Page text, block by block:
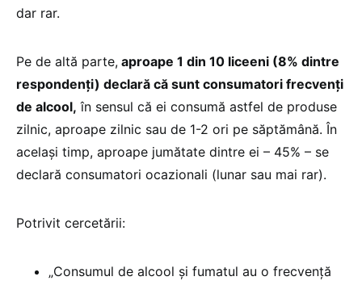
dar rar.
Pe de altă parte, aproape 1 din 10 liceeni (8% dintre
respondenți) declară că sunt consumatori frecvenți
de alcool, în sensul că ei consumă astfel de produse
zilnic, aproape zilnic sau de 1-2 ori pe săptămână. În
același timp, aproape jumătate dintre ei – 45% – se
declară consumatori ocazionali (lunar sau mai rar).
Potrivit cercetării:
„Consumul de alcool și fumatul au o frecvență